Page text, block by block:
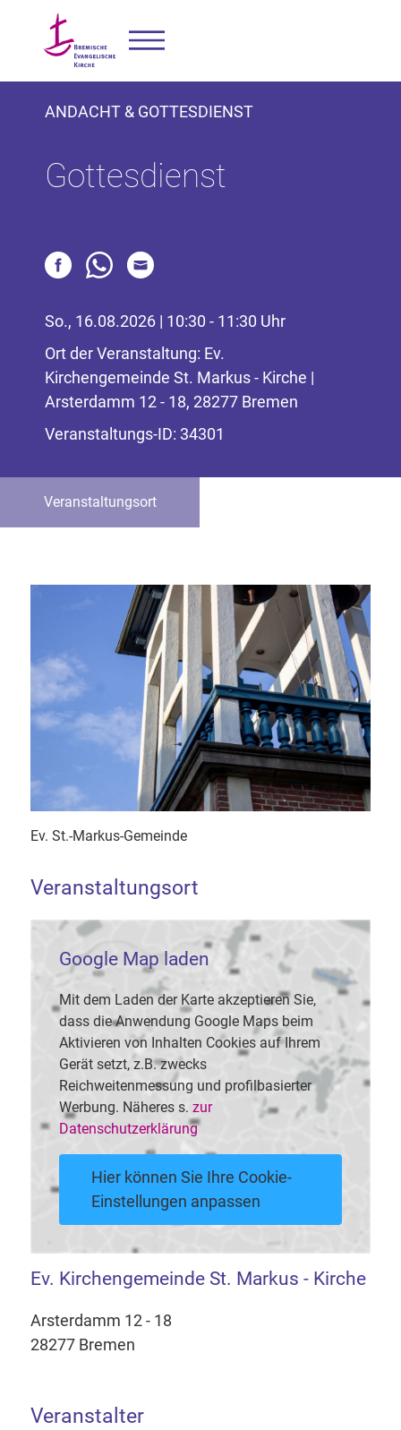
ANDACHT & GOTTESDIENST
Gottesdienst
So., 16.08.2026 | 10:30 - 11:30 Uhr
Ort der Veranstaltung: Ev.
Kirchengemeinde St. Markus - Kirche |
Arsterdamm 12 - 18, 28277 Bremen
Veranstaltungs-ID: 34301
Veranstaltungsort
Ev. St.-Markus-Gemeinde
Veranstaltungsort
Google Map laden
Mit dem Laden der Karte akzeptieren Sie,
dass die Anwendung Google Maps beim
Aktivieren von Inhalten Cookies auf Ihrem
Gerät setzt, z.B. zwecks
Reichweitenmessung und profilbasierter
Werbung. Näheres s. zur
Datenschutzerklärung
Hier können Sie Ihre Cookie-
Einstellungen anpassen
Ev. Kirchengemeinde St. Markus - Kirche
Arsterdamm 12 - 18
28277 Bremen
Veranstalter